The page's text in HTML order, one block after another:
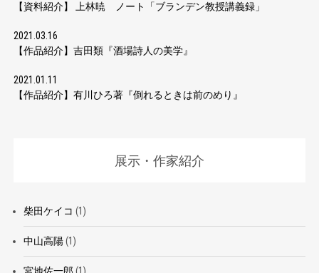
【資料紹介】 上林暁 ノート「ブランデン教授講義録」
2021.03.16
【作品紹介】吉田類『酒場詩人の美学』
2021.01.11
【作品紹介】有川ひろ著『倒れるときは前のめり』
展示・作家紹介
柴田ケイコ (1)
中山高陽(1)